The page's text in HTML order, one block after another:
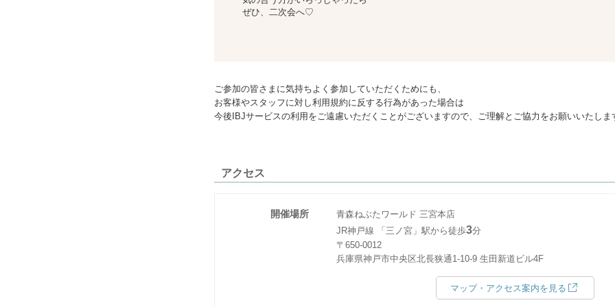
ぜひ、二次会へ♡
ご参加の皆さまに気持ちよく参加していただくためにも、
お客様やスタッフに対し利用規約に反する行為があった場合は
今後IBJサービスの利用をご遠慮いただくことがございますので、ご理解とご協力をお願いいたしま
アクセス
開催場所
青森ねぶたワールド 三宮本店
JR神戸線 「三ノ宮」駅から徒歩3分
〒650-0012
兵庫県神戸市中央区北長狭通1-10-9 生田新道ビル4F
マップ・アクセス案内を見る